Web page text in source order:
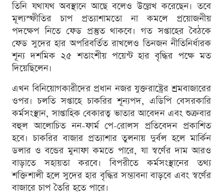
তিনি যথাযথ অবস্থানে আছে বলেও উল্লেখ করেছেন। তবে
মূল্যস্ফীতির চাপ প্রত্যাশামতো না কমলে প্রয়োজনীয়
পদক্ষেপ নিতে ফেড প্রস্তুত থাকবে। গত সপ্তাহের বৈঠকে
ফেড সুদের হার অপরিবর্তিত রাখলেও তিনজন নীতিনির্ধারক
শূন্য দশমিক ২৫ শতাংশীয় পয়েন্ট হার বৃদ্ধির পক্ষে মত
দিয়েছিলেন।
এখন বিনিয়োগকারীদের প্রধান নজর যুক্তরাষ্ট্রের শ্রমবাজারের
ওপর। চলতি সপ্তাহে চাকরির শূন্যপদ, এডিপি বেসরকারি
কর্মসংস্থান, সাপ্তাহিক বেকারত্ব ভাতার আবেদন এবং শুক্রবার
বহুল আলোচিত নন-ফার্ম পে-রোলস প্রতিবেদন প্রকাশিত
হবে। চাকরির বাজার প্রত্যাশার তুলনায় দুর্বল হলে মার্কিন
ডলার ও বন্ডের মুনাফা কমতে পারে, যা স্বর্ণের দাম আরও
বাড়াতে সহায়তা করবে। বিপরীতে কর্মসংস্থানের তথ্য
শক্তিশালী হলে সুদের হার বৃদ্ধির সম্ভাবনা বাড়বে এবং স্বর্ণের
বাজারে চাপ তৈরি হতে পারে।